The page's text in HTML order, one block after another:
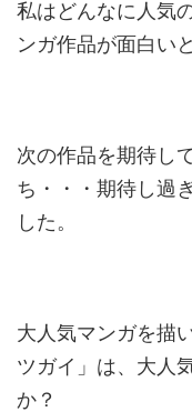
私はどんなに人気
ンガ作品が面白い
次の作品を期待し
ち・・・期待し過
した。
大人気マンガを描
ツガイ」は、大人
か？